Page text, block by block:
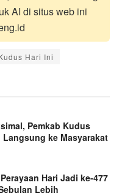
AI di situs web ini
Hari Ini
Pemkab Kudus
Langsung ke Masyarakat
Hari Jadi ke-477
Lebih